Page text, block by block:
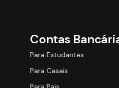
Contas
Para Estudantes
Para Casais